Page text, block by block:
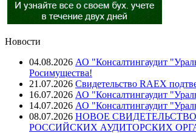
Новости
04.08.2026 АО "Консалтингаудит
Росимущества!
21.07.2026 Свидетельство RAEX
16.07.2026 АО "Консалтингаудит
14.07.2026 АО "Консалтингаудит
08.07.2026 НОВОЕ
РОССИЙСКИХ АУДИТОРСКИХ